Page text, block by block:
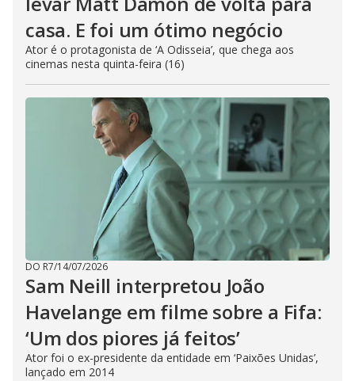
casa. E foi um ótimo negócio
Ator é o protagonista de ‘A Odisseia’, que chega aos
cinemas nesta quinta-feira (16)
DO R7/14/07/2026
Sam Neill interpretou João
Havelange em filme sobre a Fifa:
‘Um dos piores já feitos’
Ator foi o ex-presidente da entidade em ‘Paixões Unidas’,
lançado em 2014